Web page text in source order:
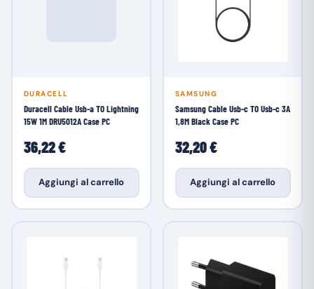
DURACELL
Duracell Cable Usb-a TO Lightning
15W 1M DRU5012A Case PC
36,22 €
Aggiungi al carrello
SAMSUNG
Samsung Cable Usb-c TO Usb-c 3A
1,8M Black Case PC
32,20 €
Aggiungi al carrello